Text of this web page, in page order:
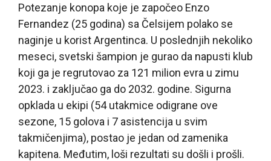
Potezanje konopa koje je započeo Enzo
Fernandez (25 godina) sa Čelsijem polako se
naginje u korist Argentinca. U poslednjih nekoliko
meseci, svetski šampion je gurao da napusti klub
koji ga je regrutovao za 121 milion evra u zimu
2023. i zaključao ga do 2032. godine. Sigurna
opklada u ekipi (54 utakmice odigrane ove
sezone, 15 golova i 7 asistencija u svim
takmičenjima), postao je jedan od zamenika
kapitena. Međutim, loši rezultati su došli i prošli.